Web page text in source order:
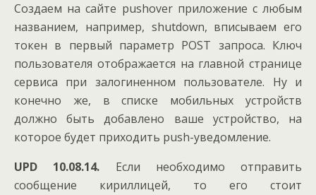
Создаем на сайте pushover приложение с любым
названием, например, shutdown, вписываем его
токен в первый параметр POST запроса. Ключ
пользователя отображается на главной странице
сервиса при залогиненном пользователе. Ну и
конечно же, в списке мобильных устройств
должно быть добавлено ваше устройство, на
которое будет приходить push-уведомление.
UPD 10.08.14. Если необходимо отправить
сообщение кириллицей, то его стоит